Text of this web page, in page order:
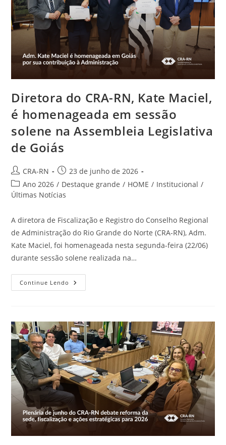
Contestações
De
Chapas
Diretora do CRA-RN, Kate Maciel,
é homenageada em sessão
solene na Assembleia Legislativa
de Goiás
Autor
do
post:
CRA-RN
Post
publicado:
23 de junho de 2026
Categoria
do
Ano 2026 / Destaque grande / HOME / Institucional /
Últimas Notícias
A diretora de Fiscalização e Registro do Conselho Regional
de Administração do Rio Grande do Norte (CRA-RN), Adm.
Kate Maciel, foi homenageada nesta segunda-feira (22/06)
durante sessão solene realizada na…
Continue Lendo Diretora
Do
É
Homenageada
Em
Sessão
Solene
Na
Assembleia
Legislativa
De
Goiás